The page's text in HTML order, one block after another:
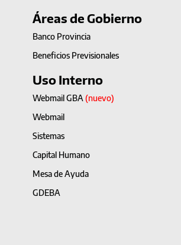
Áreas de Gobierno
Banco Provincia
Beneficios Previsionales
Uso Interno
Webmail GBA (nuevo)
Webmail
Sistemas
Capital Humano
Mesa de Ayuda
GDEBA